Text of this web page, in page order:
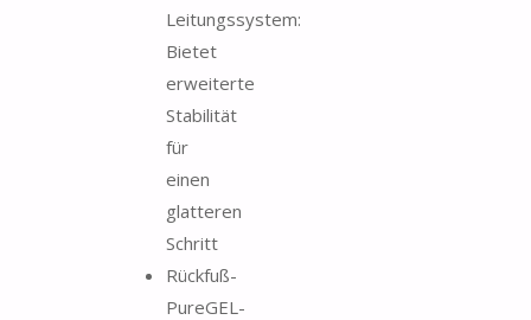
Leitungssystem:
Bietet
erweiterte
Stabilität
für
einen
glatteren
Schritt
Rückfuß-
PureGEL-